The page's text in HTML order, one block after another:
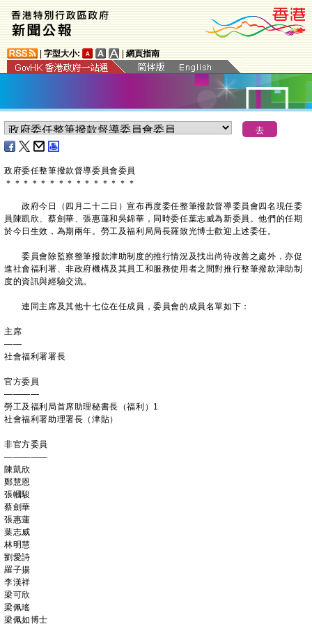
字型大小: 網頁指南
政府委任整筆撥款督導委員會委員
＊ ＊ ＊ ＊ ＊ ＊ ＊ ＊ ＊ ＊ ＊ ＊ ＊ ＊ ＊
政府今日（四月二十二日）宣布再度委任整筆撥款督導委員會四名現任委
員陳凱欣、蔡劍華、張惠蓮和吳錦華，同時委任葉志威為新委員。他們的任期
於今日生效，為期兩年。勞工及福利局局長羅致光博士歡迎上述委任。
委員會除監察整筆撥款津助制度的推行情況及找出尚待改善之處外，亦促
進社會福利署、非政府機構及其員工和服務使用者之間對推行整筆撥款津助制
度的資訊與經驗交流。
連同主席及其他十七位在任成員，委員會的成員名單如下：
主席
——
社會福利署署長
官方委員
————
勞工及福利局首席助理秘書長（福利）1
社會福利署助理署長（津貼）
非官方委員
—————
陳凱欣
鄭慧恩
張幗駿
蔡劍華
張惠蓮
葉志威
林明慧
劉愛詩
羅子揚
李漢祥
梁可欣
梁佩瑤
梁佩如博士